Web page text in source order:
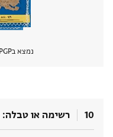
נמצא בPGP מאז
10 רשימה או טבלה